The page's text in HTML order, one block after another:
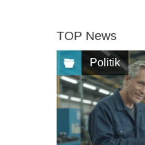
TOP News
Politik